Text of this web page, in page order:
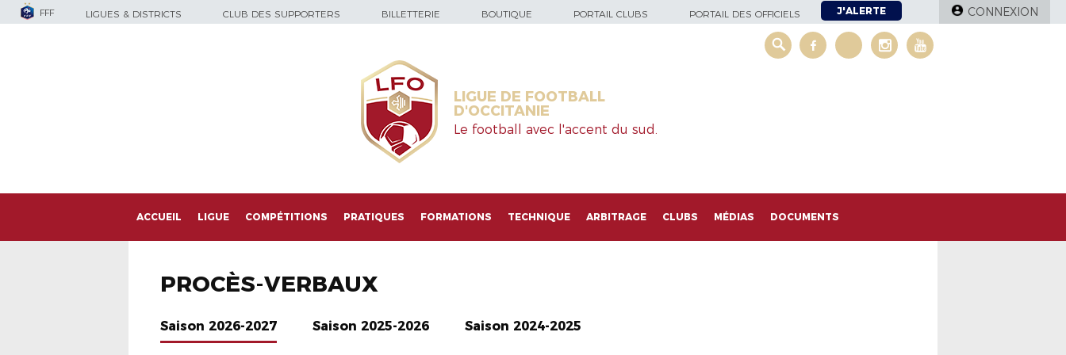
FFF LIGUES & DISTRICTS CLUB DES SUPPORTERS BILLETTERIE BOUTIQUE PORTAIL CLUBS PORTAIL DES OFFICIELS J'ALERTE CONNEXION
LIGUE DE FOOTBALL
D'OCCITANIE
Le football avec l'accent du sud.
ACCUEIL LIGUE COMPÉTITIONS PRATIQUES FORMATIONS TECHNIQUE ARBITRAGE CLUBS MÉDIAS DOCUMENTS
PROCÈS-VERBAUX
Saison 2026-2027 Saison 2025-2026 Saison 2024-2025